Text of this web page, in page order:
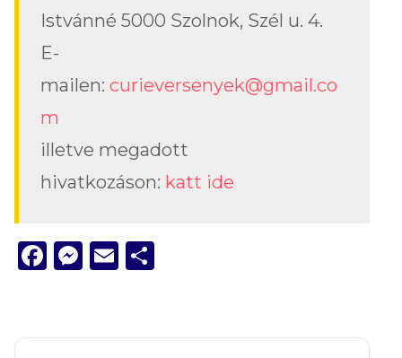
Istvánné 5000 Szolnok, Szél u. 4.
E-
mailen: curieversenyek@gmail.co
m
illetve megadott
hivatkozáson: katt ide
Facebook
Messenger
Email